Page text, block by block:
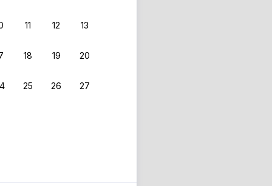
11 12 13
18 19 20
25 26 27